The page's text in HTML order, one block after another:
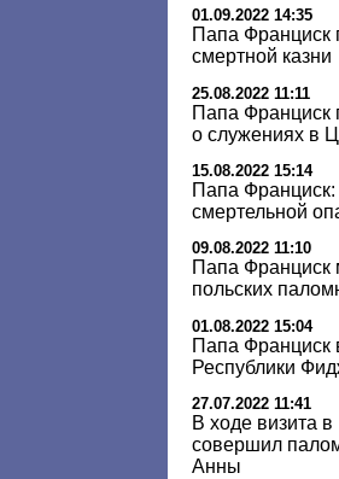
01.09.2022 14:35
Папа Франциск
смертной казни
25.08.2022 11:11
Папа Франциск
о служениях в
15.08.2022 15:14
Папа
смертельной
09.08.2022 11:10
Папа Франциск
польских
01.08.2022 15:04
Папа Франциск
Республики
27.07.2022 11:41
В ходе визита
совершил
Анны